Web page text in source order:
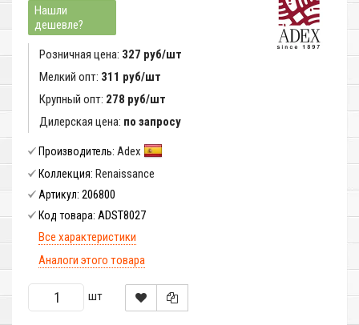
Нашли
дешевле?
Розничная цена: 327 руб/шт
Мелкий опт: 311 руб/шт
Крупный опт: 278 руб/шт
Дилерская цена: по запросу
Производитель: Adex
Коллекция: Renaissance
Артикул: 206800
Код товара: ADST8027
Все характеристики
Аналоги этого товара
шт